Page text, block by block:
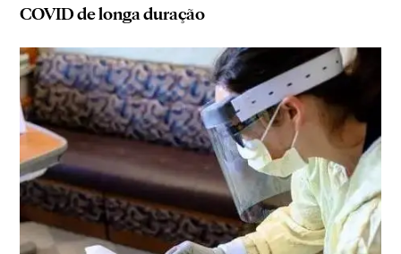
COVID de longa duração